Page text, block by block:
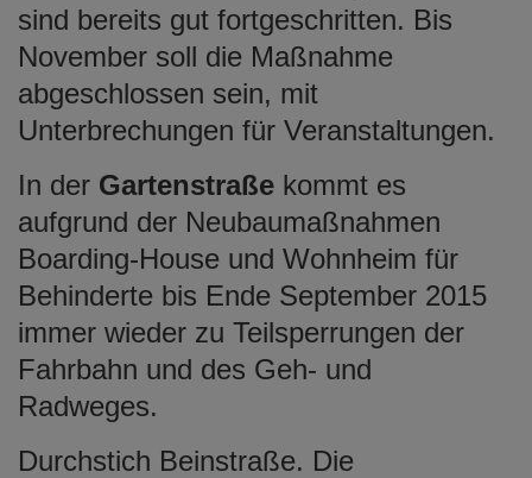
sind bereits gut fortgeschritten. Bis
November soll die Maßnahme
abgeschlossen sein, mit
Unterbrechungen für Veranstaltungen.
In der Gartenstraße kommt es
aufgrund der Neubaumaßnahmen
Boarding-House und Wohnheim für
Behinderte bis Ende September 2015
immer wieder zu Teilsperrungen der
Fahrbahn und des Geh- und
Radweges.
Durchstich Beinstraße. Die